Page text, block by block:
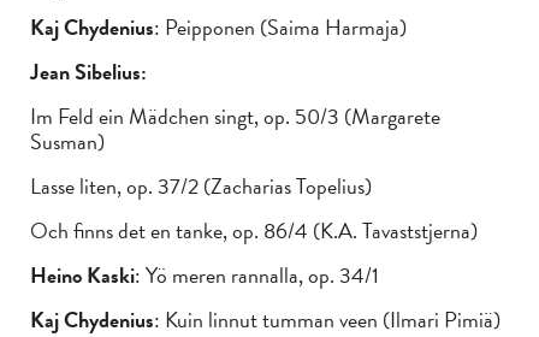
Kaj Chydenius: Peipponen (Saima Harmaja)
Jean Sibelius:
Im Feld ein Mädchen singt, op. 50/3 (Margarete
Susman)
Lasse liten, op. 37/2 (Zacharias Topelius)
Och finns det en tanke, op. 86/4 (K.A. Tavaststjerna)
Heino Kaski: Yö meren rannalla, op. 34/1
Kaj Chydenius: Kuin linnut tumman veen (Ilmari Pimiä)